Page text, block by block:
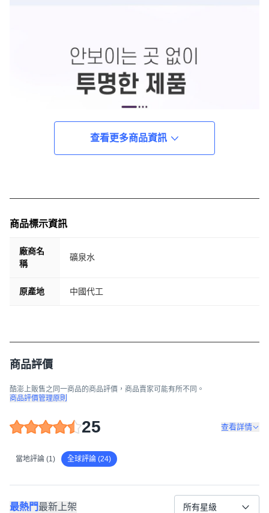
查看更多商品資訊
商品標示資訊
廠商名
稱
礦泉水
原產地 中國代工
商品評價
酷澎上販售之同一商品的商品評價，商品賣家可能有所不同。
商品評價管理原則
25 查看詳情
當地評論 (1) 全球評論 (24)
最熱門最新上架 所有星級